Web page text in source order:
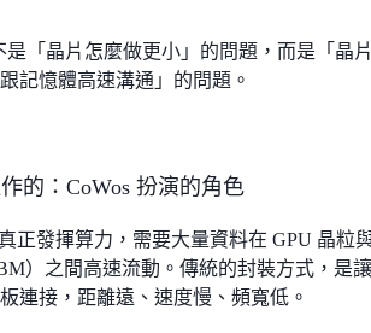
是「晶片怎麼做更小」的問題，而是「晶
記憶體高速溝通」的問題。
的：CoWos 扮演的角色
正發揮算力，需要大量資料在 GPU 晶粒
）之間高速流動。傳統的封裝方式，是
連接，距離遠、速度慢、頻寬低。